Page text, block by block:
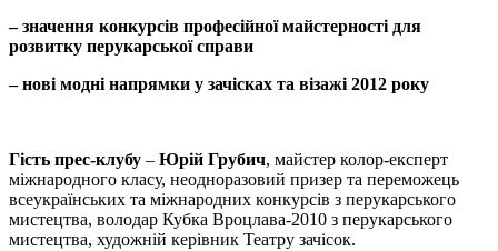
– значення конкурсів професійної майстерності для
розвитку перукарської справи
– нові модні напрямки у зачісках та візажі 2012 року
Гість прес-клубу – Юрій Грубич, майстер колор-експерт
міжнародного класу, неодноразовий призер та переможець
всеукраїнських та міжнародних конкурсів з перукарського
мистецтва, володар Кубка Вроцлава-2010 з перукарського
мистецтва, художній керівник Театру зачісок.